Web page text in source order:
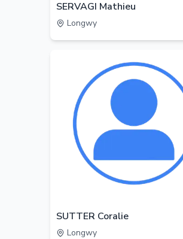
SERVAGI Mathieu
Longwy
SUTTER Coralie
Longwy